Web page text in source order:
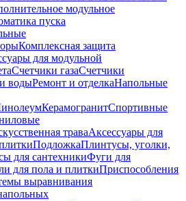
модульное
пуска
Комплексная защита
для модульной
Счетчики газаСчетчики
водыРемонт и отделкаНапольные
КерамогранитСпортивные
траваАксессуары для
ПодложкаПлинтусы, уголки,
для сантехникиФуги для
для пола и плиткиПриспособления
выравнивания